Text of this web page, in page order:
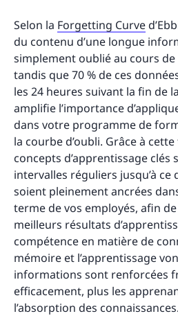
Selon la Forgetting Curve
du contenu d’une longue
simplement oublié au cours
tandis que 70 % de ces
les 24 heures suivant la fin de
amplifie l’importance
dans votre programme de
la courbe d’oubli. Grâce à
concepts d’apprentissage clés
intervalles réguliers jusqu’à ce
soient pleinement ancrées
terme de vos employés, afin
meilleurs résultats
compétence en matière de
mémoire et l’apprentissage
informations sont renforcées
efficacement, plus les
l’absorption des connaissances.